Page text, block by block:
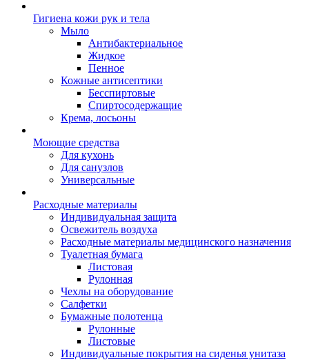
Гигиена кожи рук и тела
Мыло
Антибактериальное
Жидкое
Пенное
Кожные антисептики
Бесспиртовые
Cпиртосодержащие
Крема, лосьоны
Моющие средства
Для кухонь
Для санузлов
Универсальные
Расходные материалы
Индивидуальная защита
Освежитель воздуха
Расходные материалы медицинского назначения
Туалетная бумага
Листовая
Рулонная
Чехлы на оборудование
Салфетки
Бумажные полотенца
Рулонные
Листовые
Индивидуальные покрытия на сиденья унитаза